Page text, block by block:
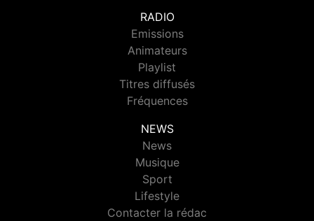
RADIO
Emissions
Animateurs
Playlist
Titres diffusés
Fréquences
NEWS
News
Musique
Sport
Lifestyle
Contacter la rédac